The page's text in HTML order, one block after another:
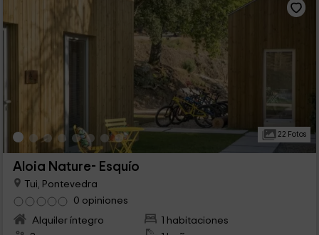
22 Fotos
Aloia Nature- Esquío
Tui, Pontevedra
0 opiniones
Alquiler íntegro
1 habitaciones